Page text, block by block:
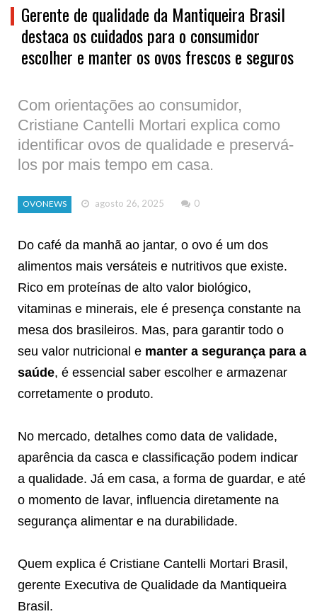
Gerente de qualidade da Mantiqueira Brasil
destaca os cuidados para o consumidor
escolher e manter os ovos frescos e seguros
Com orientações ao consumidor,
Cristiane Cantelli Mortari explica como
identificar ovos de qualidade e preservá-
los por mais tempo em casa.
OVONEWS agosto 26, 2025 0
Do café da manhã ao jantar, o ovo é um dos
alimentos mais versáteis e nutritivos que existe.
Rico em proteínas de alto valor biológico,
vitaminas e minerais, ele é presença constante na
mesa dos brasileiros. Mas, para garantir todo o
seu valor nutricional e manter a segurança para a
saúde, é essencial saber escolher e armazenar
corretamente o produto.
No mercado, detalhes como data de validade,
aparência da casca e classificação podem indicar
a qualidade. Já em casa, a forma de guardar, e até
o momento de lavar, influencia diretamente na
segurança alimentar e na durabilidade.
Quem explica é Cristiane Cantelli Mortari Brasil,
gerente Executiva de Qualidade da Mantiqueira
Brasil.